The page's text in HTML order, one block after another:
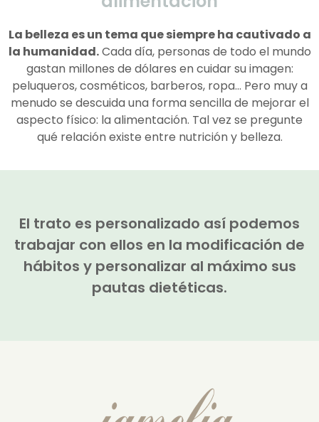
La belleza es un tema que siempre ha cautivado a
la humanidad.Cada día, personas de todo el mundo
gastan millones de dólares en cuidar su imagen:
peluqueros, cosméticos, barberos, ropa… Pero muy a
menudo se descuida una forma sencilla de mejorar el
aspecto físico: la alimentación. Tal vez se pregunte
qué relación existe entre nutrición y belleza.
El trato es personalizado así podemos
trabajar con ellos en la modificación de
hábitos y personalizar al máximo sus
pautas dietéticas.